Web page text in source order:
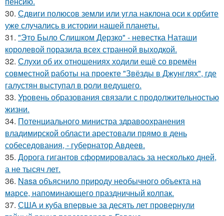
30. Сдвиги полюсов земли или угла наклона оси к орбите
уже случались в истории нашей планеты.
31. "Это Было Слишком Дерзко" - невестка Наташи
королевой поразила всех странной выходкой.
32. Слухи об их отношениях ходили ещё со времён
совместной работы на проекте "Звёзды в Джунглях", где
галустян выступал в роли ведущего.
33. Уровень образования связали с продолжительностью
жизни.
34. Потенциального министра здравоохранения
владимирской области арестовали прямо в день
собеседования, - губернатор Авдеев.
35. Дорога гигантов сформировалась за несколько дней,
а не тысяч лет.
36. Nasa объяснило природу необычного объекта на
марсе, напоминающего праздничный колпак.
37. США и куба впервые за десять лет провернули